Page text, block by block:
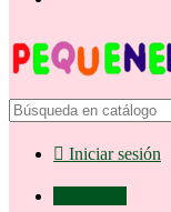
 Iniciar sesión